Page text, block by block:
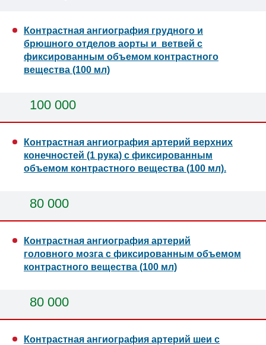
Контрастная ангиография грудного и
брюшного отделов аорты и ветвей с
фиксированным объемом контрастного
вещества (100 мл)
100 000
Контрастная ангиография артерий верхних
конечностей (1 рука) с фиксированным
объемом контрастного вещества (100 мл).
80 000
Контрастная ангиография артерий
головного мозга с фиксированным объемом
контрастного вещества (100 мл)
80 000
Контрастная ангиография артерий шеи с